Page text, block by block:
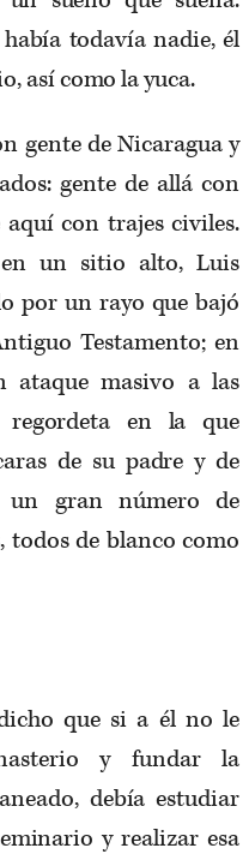
todavía nadie, él
así como la yuca.
gente de Nicaragua y
gente de allá con
con trajes civiles.
en un sitio alto, Luis
por un rayo que bajó
Testamento; en
ataque masivo a las
en la que
de su padre y de
gran número de
de blanco como
que si a él no le
y fundar la
debía estudiar
y realizar esa